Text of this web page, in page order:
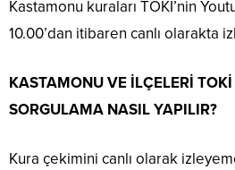
Kastamonu kuraları TOKİ’nin
10.00’dan itibaren canlı olarakta
KASTAMONU VE İLÇELERİ
SORGULAMA NASIL YAPILIR?
Kura çekimini canlı olarak